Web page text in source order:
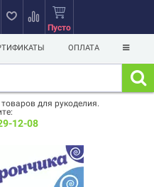
Пусто
ОПЛАТА
для рукоделия.
12-08